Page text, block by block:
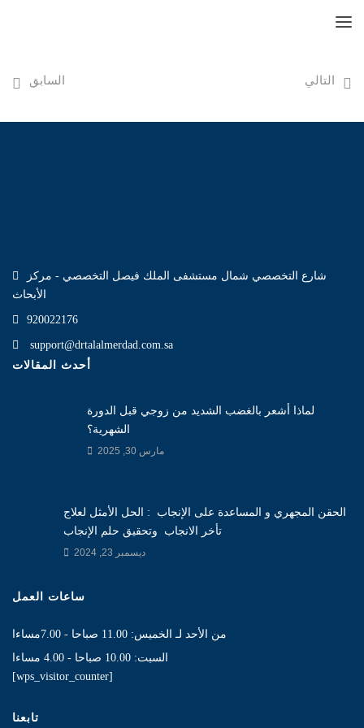
السابق التالي
شارع التخصصي شمال مستشفى الملك فيصل التخصصي - مركز
الأبحاث
920022176
support@drtalalmerdad.com.sa
أحدث المقالات
لماذا أشعر بالغضب الشديد من زوجي قبل الدورة
الشهرية؟
مارس 30, 2025
الحقن المجهري و المساعدة على الإنجاب : الحل الأمثل لعلاج
تأخر الانجاب وتحقيق حلم الإنجاب
ديسمبر 23, 2024
ساعات العمل
من الأحد لـ الخميس: 11.00 صباحا - 7.00مساءا
السبت: 10.00 صباحا - 4.00 مساءا
[wps_visitor_counter]
تابعنا